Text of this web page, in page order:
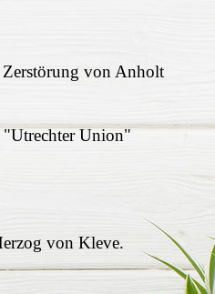
von Anholt
Union"
von Kleve.